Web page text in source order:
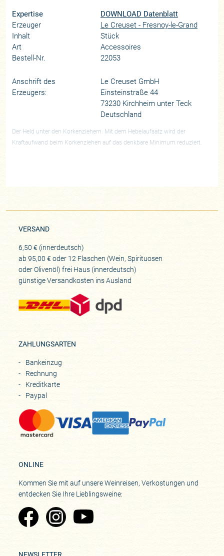
Expertise
DOWNLOAD Datenblatt
Erzeuger
Le Creuset - Fresnoy-le-Grand
Inhalt
Stück
Art
Accessoires
Bestell-Nr.
22053
Anschrift des
Erzeugers:
Le Creuset GmbH
Einsteinstraße 44
73230 Kirchheim unter Teck
Deutschland
Der Held unter den Korkenziehern. Mit dem Hebelaufsatz wird der
Kraftaufwand beim Korkenziehen auf das denkbare Minimum reduziert.
VERSAND
6,50 € (innerdeutsch)
ab 95,00 € oder 12 Flaschen (Wein, Spirituosen
oder Olivenöl) frei Haus (innerdeutsch)
günstige Versandkosten ins Ausland
ZAHLUNGSARTEN
Bankeinzug
Rechnung
Kreditkarte
Paypal
ONLINE
Kommen Sie mit auf unsere Weinreisen, Verkostungen und
entdecken Sie Ihre Lieblingsweine:
Zu Pinard's Facebook-Seite
Zu Pinard's Instagram-Seite
Zu Pinard's YouTube-Seite